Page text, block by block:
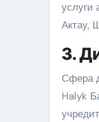
услуги
Актау,
3.
Сфера
Halyk